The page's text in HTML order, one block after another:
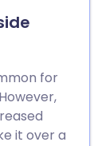
for
it over a